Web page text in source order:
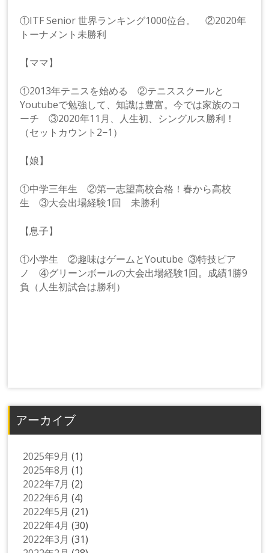
①ITF Senior 世界ランキング1000位台。 ②2020年
トーナメント未勝利
【ママ】
①2013年テニスを始める ②テニススクールと
Youtubeで勉強して、知識は豊富。今では家族のコ
ーチ ③2020年11月、人生初、シングルス勝利！
（セットカウント2−1）
【娘】
①中学三年生 ②第一志望高校合格！春から高校
生 ③大会出場経験1回 未勝利
【息子】
①小学生 ②趣味はゲームとYoutube ③特技ピア
ノ ④グリーンボールの大会出場経験1回。成績1勝9
負（人生初試合は勝利）
アーカイブ
2025年9月 (1)
2025年8月 (1)
2022年7月 (2)
2022年6月 (4)
2022年5月 (21)
2022年4月 (30)
2022年3月 (31)